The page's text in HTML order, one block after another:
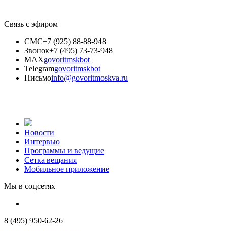
Связь с эфиром
СМС+7 (925) 88-88-948
Звонок+7 (495) 73-73-948
MAXgovoritmskbot
Telegramgovoritmskbot
Письмоinfo@govoritmoskva.ru
Новости
Интервью
Программы и ведущие
Сетка вещания
Мобильное приложение
Мы в соцсетях
8 (495) 950-62-26